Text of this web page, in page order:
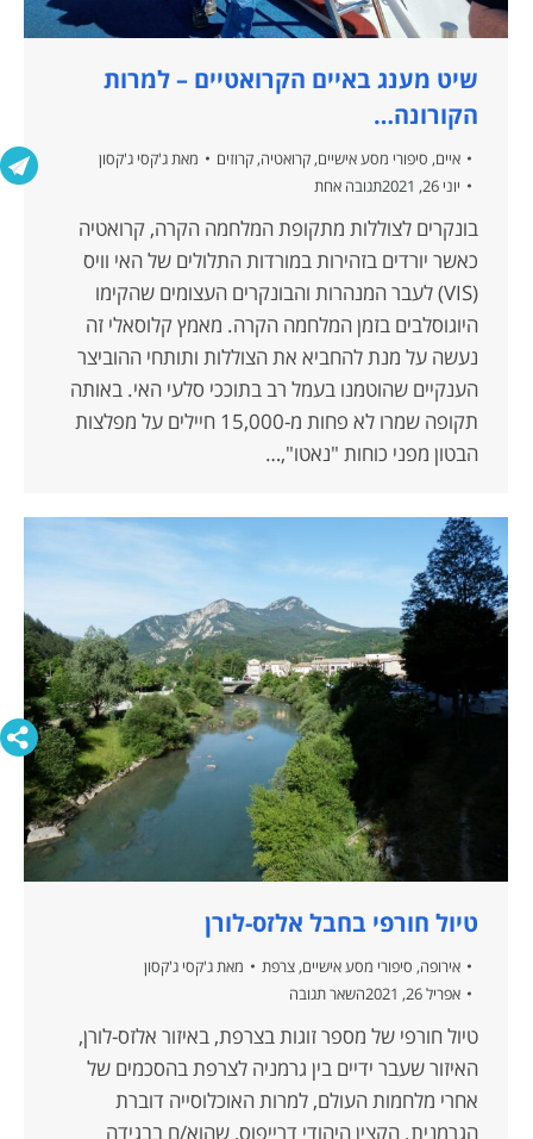
שיט מענג באיים הקרואטיים – למרות
הקורונה…
איים, סיפורי מסע אישיים, קרואטיה, קרוזים מאת ג'קסי ג'קסון
יוני 26, 2021
תגובה אחת
בונקרים לצוללות מתקופת המלחמה הקרה, קרואטיה
כאשר יורדים בזהירות במורדות התלולים של האי וויס
(VIS) לעבר המנהרות והבונקרים העצומים שהקימו
היוגוסלבים בזמן המלחמה הקרה. מאמץ קלוסאלי זה
נעשה על מנת להחביא את הצוללות ותותחי ההוביצר
הענקיים שהוטמנו בעמל רב בתוככי סלעי האי. באותה
תקופה שמרו לא פחות מ-15,000 חיילים על מפלצות
הבטון מפני כוחות "נאטו",…
טיול חורפי בחבל אלזס-לורן
אירופה, סיפורי מסע אישיים, צרפת מאת ג'קסי ג'קסון
אפריל 26, 2021
השאר תגובה
טיול חורפי של מספר זוגות בצרפת, באיזור אלזס-לורן,
האיזור שעבר ידיים בין גרמניה לצרפת בהסכמים של
אחרי מלחמות העולם, למרות האוכלוסייה דוברת
הגרמנית. הקצין היהודי דרייפוס, שהוא/ם בבגידה